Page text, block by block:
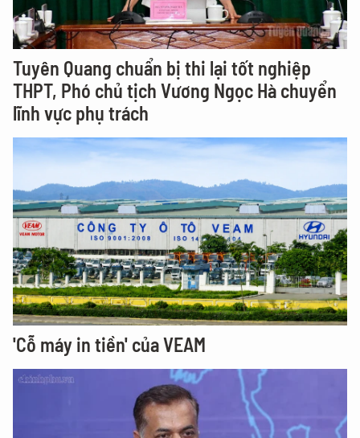
Tuyên Quang chuẩn bị thi lại tốt nghiệp
THPT, Phó chủ tịch Vương Ngọc Hà chuyển
lĩnh vực phụ trách
'Cỗ máy in tiền' của VEAM